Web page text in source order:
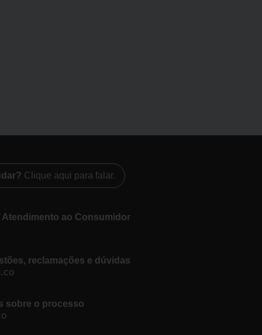
Clique aqui para falar.
Atendimento ao Consumidor
reclamações e dúvidas
sobre o processo